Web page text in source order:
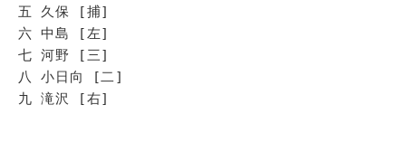
五 久保 [捕]
六 中島 [左]
七 河野 [三]
八 小日向 [二]
九 滝沢 [右]